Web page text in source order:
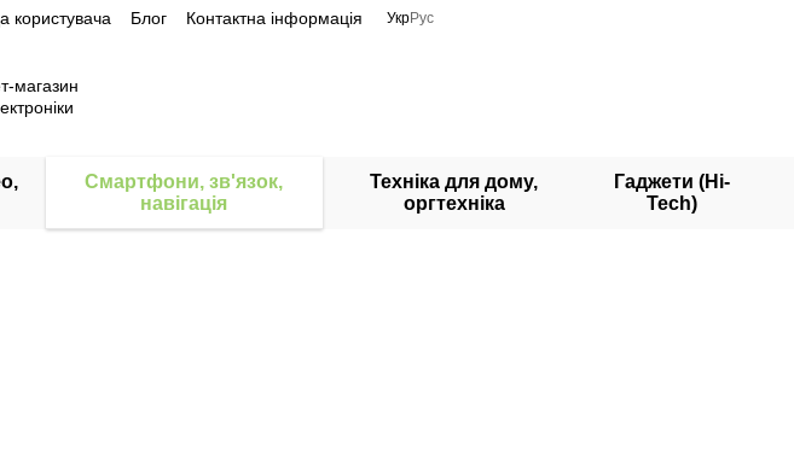
користувача Блог Контактна інформація УкрРус
Смартфони, зв'язок,
навігація
Техніка для дому,
оргтехніка
Гаджети (Hi-
Tech)